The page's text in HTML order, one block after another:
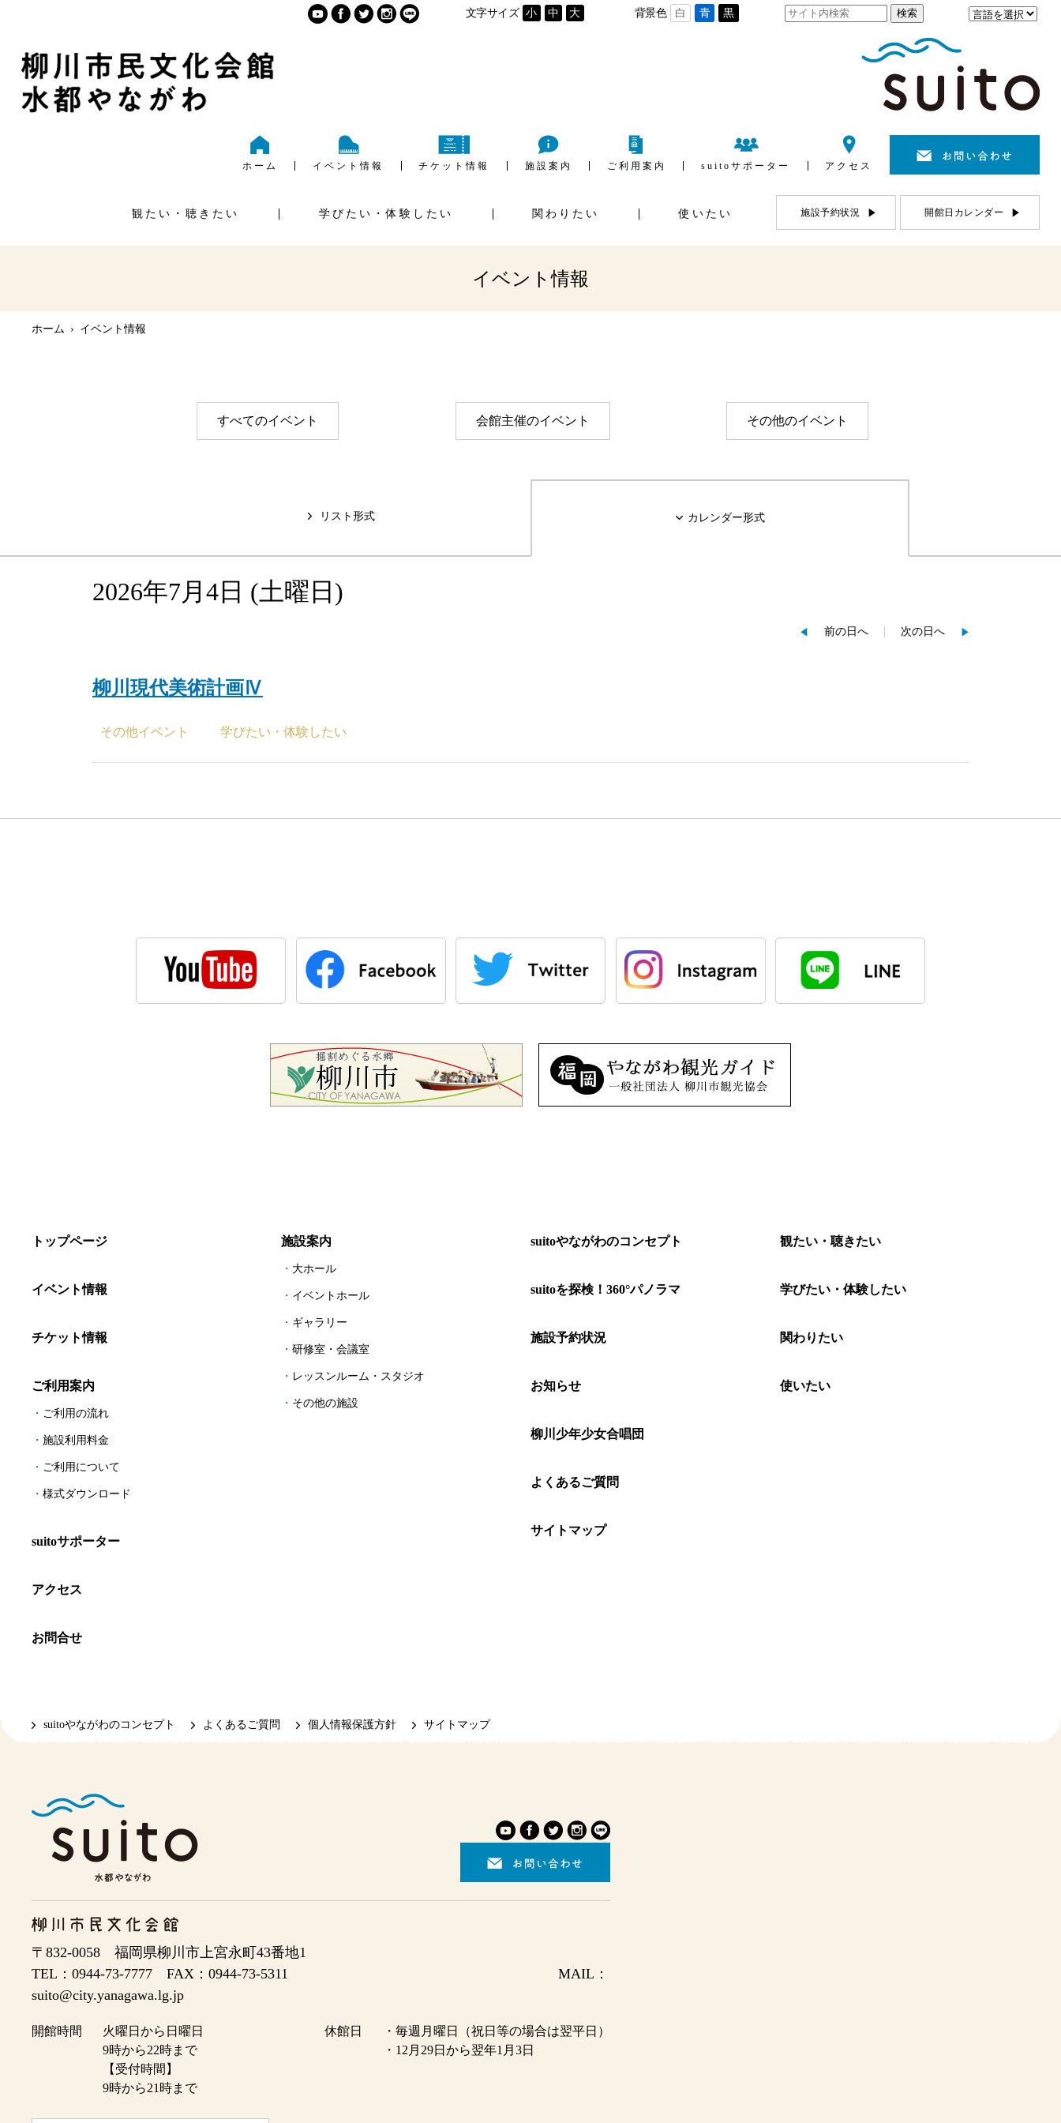
文字サイズ 小 中 大 背景色 白 青 黒
ホーム イベント情報 チケット情報 施設案内
大ホール イベントホール ギャラリー
ご利用案内
ご利用の流れ 施設利用料金 ご利用について
suitoサポーター アクセス
観たい・聴きたい 学びたい・体験したい 関わりたい 使いたい 施設予約状況 開館日カレンダー
イベント情報
ホーム › イベント情報
すべてのイベント 会館主催のイベント その他のイベント
リスト形式 カレンダー形式
2026年7月4日 (土曜日 )
前の日へ 次の日へ
柳川現代美術計画Ⅳ
その他イベント 学びたい・体験したい
トップページ
イベント情報
チケット情報
ご利用案内
ご利用の流れ
施設利用料金
ご利用について
様式ダウンロード
suitoサポーター
アクセス
お問合せ
施設案内
大ホール
イベントホール
ギャラリー
研修室・会議室
レッスンルーム・スタジオ
その他の施設
suitoやながわのコンセプト
suitoを探検！360°パノラマ
施設予約状況
お知らせ
柳川少年少女合唱団
よくあるご質問
サイトマップ
観たい・聴きたい
学びたい・体験したい
関わりたい
使いたい
suitoやながわのコンセプト よくあるご質問 個人情報保護方針 サイトマップ
〒832-0058 福岡県柳川市上宮永町43番地1
TEL：0944-73-7777 FAX：0944-73-5311 MAIL：
suito@city.yanagawa.lg.jp
開館時間
火曜日から日曜日
9時から22時まで
【受付時間】
9時から21時まで
休館日
・毎週月曜日（祝日等の場合は翌平日）
・12月29日から翌年1月3日